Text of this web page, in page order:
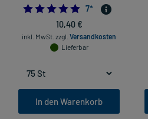
5.0
7*
10,40 €
inkl. MwSt. zzgl. Versandkosten
Lieferbar
In den Warenkorb